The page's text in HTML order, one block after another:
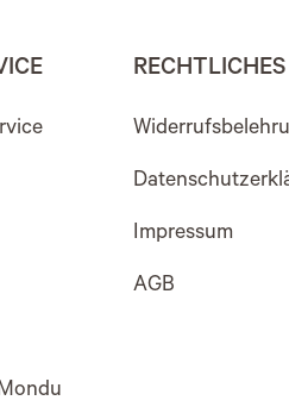
RECHTLICHES
Impressum
AGB